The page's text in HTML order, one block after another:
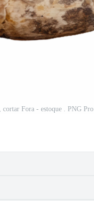
Fora - estoque . PNG Pro